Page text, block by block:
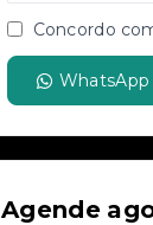
Concordo
WhatsApp
Agende